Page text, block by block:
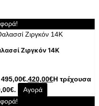
Ζιργκόν 14K
420,00€Η τρέχουσα
Αγορά